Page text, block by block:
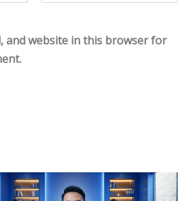
and website in this browser for